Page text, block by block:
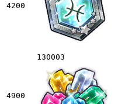
4200
4900
130003